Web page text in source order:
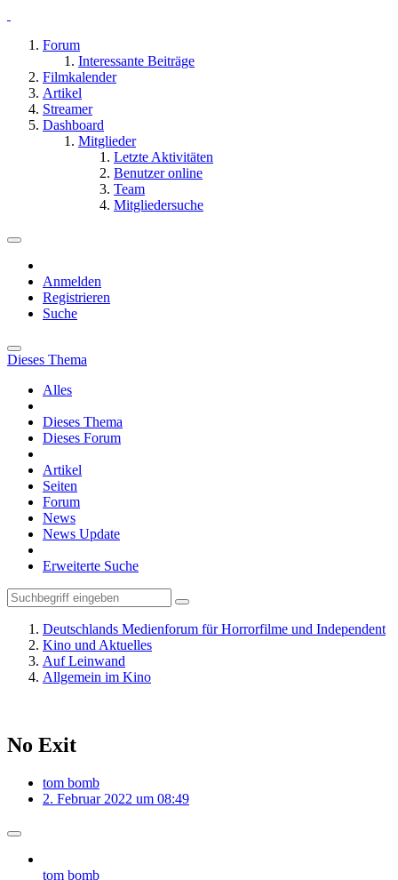
Forum
Interessante Beiträge
Filmkalender
Artikel
Streamer
Dashboard
Mitglieder
Letzte Aktivitäten
Benutzer online
Team
Mitgliedersuche
Anmelden
Registrieren
Suche
Dieses Thema
Alles
Dieses Thema
Dieses Forum
Artikel
Seiten
Forum
News
News Update
Erweiterte Suche
Deutschlands Medienforum für Horrorfilme und Independent
Kino und Aktuelles
Auf Leinwand
Allgemein im Kino
No Exit
tom bomb
2. Februar 2022 um 08:49
tom bomb